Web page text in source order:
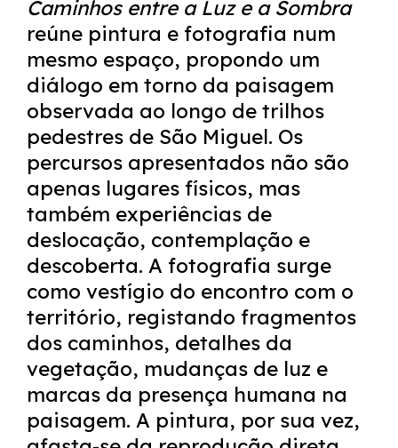
Caminhos entre a Luz e a Sombra
reúne pintura e fotografia num
mesmo espaço, propondo um
diálogo em torno da paisagem
observada ao longo de trilhos
pedestres de São Miguel. Os
percursos apresentados não são
apenas lugares físicos, mas
também experiências de
deslocação, contemplação e
descoberta. A fotografia surge
como vestígio do encontro com o
território, registando fragmentos
dos caminhos, detalhes da
vegetação, mudanças de luz e
marcas da presença humana na
paisagem. A pintura, por sua vez,